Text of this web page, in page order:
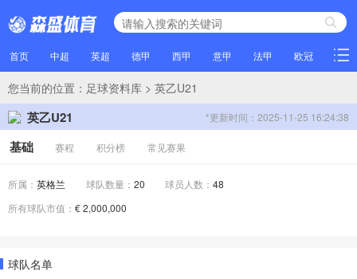
首页 中超 英超 德甲 西甲 意甲 法甲 欧冠 NBA
您当前的位置： 足球资料库 > 英乙U21
英乙U21 *更新时间：2025-11-25 16:24:38
基础 赛程 积分榜 常见赛果
所属： 英格兰 球队数量： 20 球员人数：48
所有球队市值： € 2,000,000
球队名单